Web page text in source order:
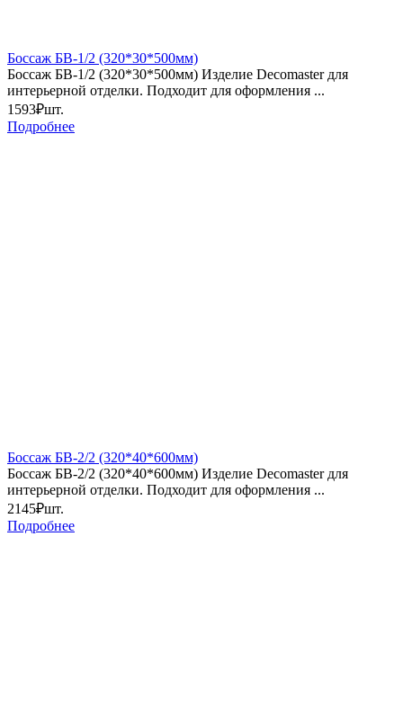
Боссаж БВ-1/2 (320*30*500мм)
Боссаж БВ-1/2 (320*30*500мм) Изделие Decomaster для
интерьерной отделки. Подходит для оформления ...
1593₽шт.
Подробнее
Боссаж БВ-2/2 (320*40*600мм)
Боссаж БВ-2/2 (320*40*600мм) Изделие Decomaster для
интерьерной отделки. Подходит для оформления ...
2145₽шт.
Подробнее